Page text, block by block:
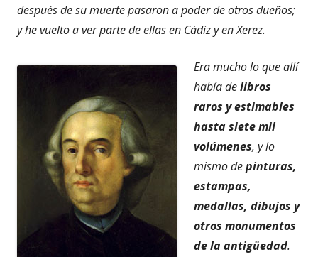
después de su muerte pasaron a poder de otros dueños;
y he vuelto a ver parte de ellas en Cádiz y en Xerez.
Era mucho lo que allí
había delibros
raros y estimables
hasta siete mil
volúmenes, y lo
mismo depinturas,
estampas,
medallas, dibujos y
otros monumentos
de la antigüedad.